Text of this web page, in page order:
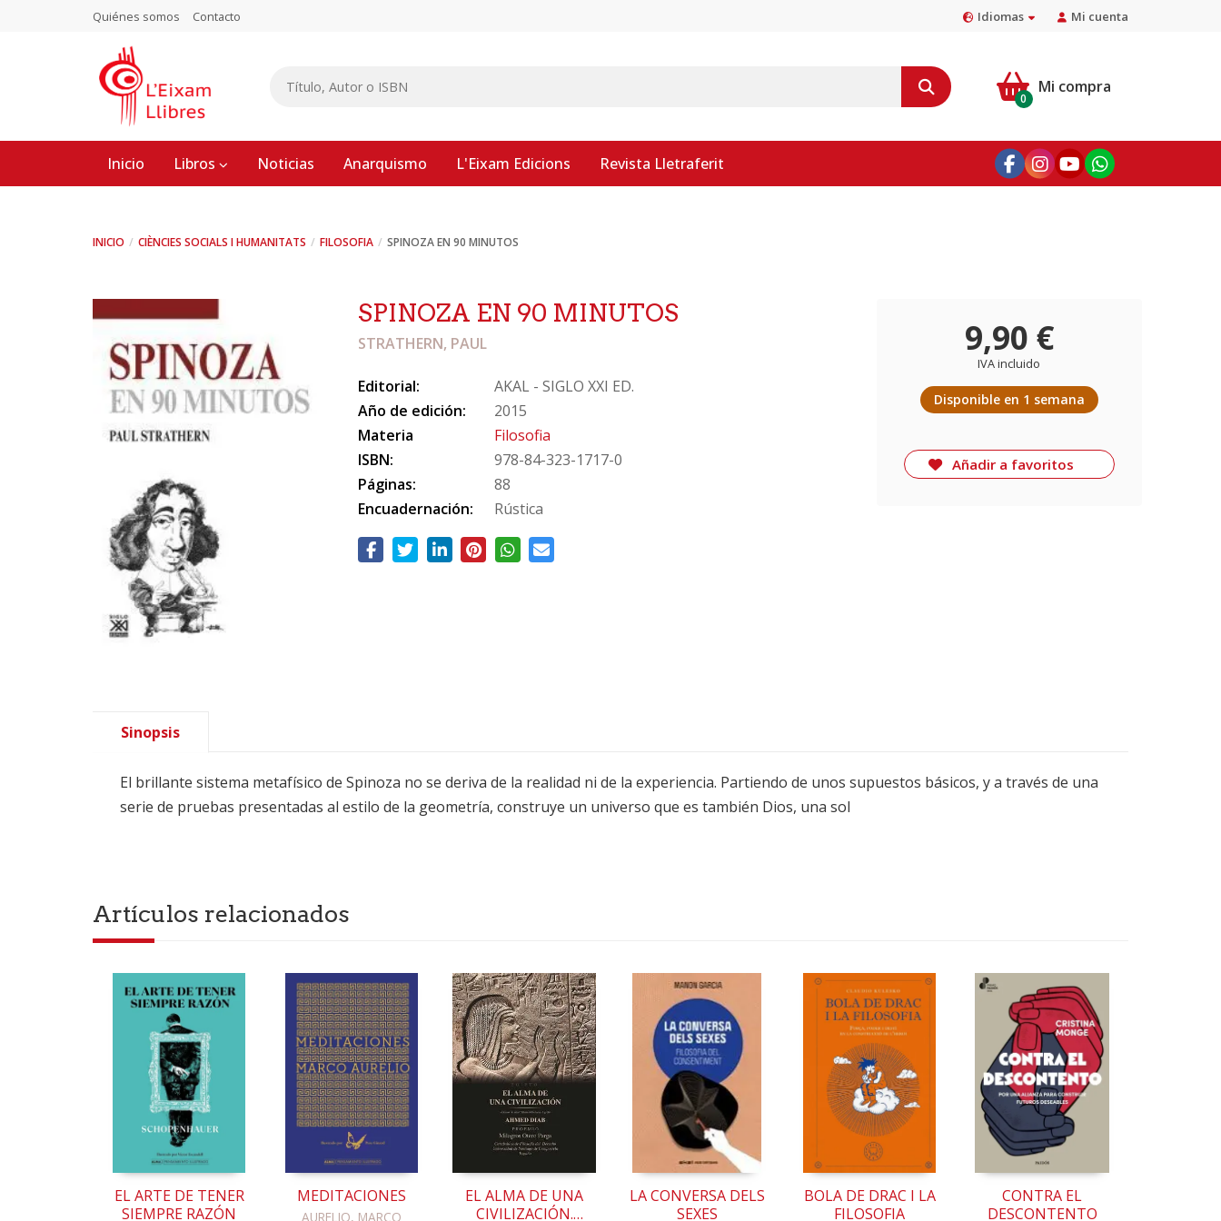
Quiénes somos Contacto Idiomas Mi cuenta
Mi compra
0
Inicio Libros Noticias Anarquismo L'Eixam Edicions Revista Lletraferit
INICIO CIÈNCIES SOCIALS I HUMANITATS FILOSOFIA SPINOZA EN 90 MINUTOS
SPINOZA EN 90 MINUTOS
STRATHERN, PAUL
Editorial:
AKAL - SIGLO XXI ED.
Año de edición:
2015
Materia
Filosofia
ISBN:
978-84-323-1717-0
Páginas:
88
Encuadernación:
Rústica
9,90 €
IVA incluido
Disponible en 1 semana
Añadir a favoritos
Sinopsis
El brillante sistema metafísico de Spinoza no se deriva de la realidad ni de la experiencia. Partiendo de unos supuestos básicos, y a través de una
serie de pruebas presentadas al estilo de la geometría, construye un universo que es también Dios, una sol
Artículos relacionados
EL ARTE DE TENER
SIEMPRE RAZÓN
MEDITACIONES
AURELIO, MARCO
EL ALMA DE UNA
CIVILIZACIÓN.
LA CONVERSA DELS
SEXES
BOLA DE DRAC I LA
FILOSOFIA
CONTRA EL
DESCONTENTO